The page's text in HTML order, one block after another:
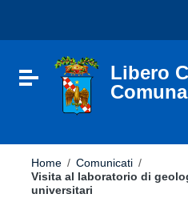
sito
include
Vai al footer
Attiva / disattiva laLibero
Home / Comunicati /
Visita al laboratorio di
universitari